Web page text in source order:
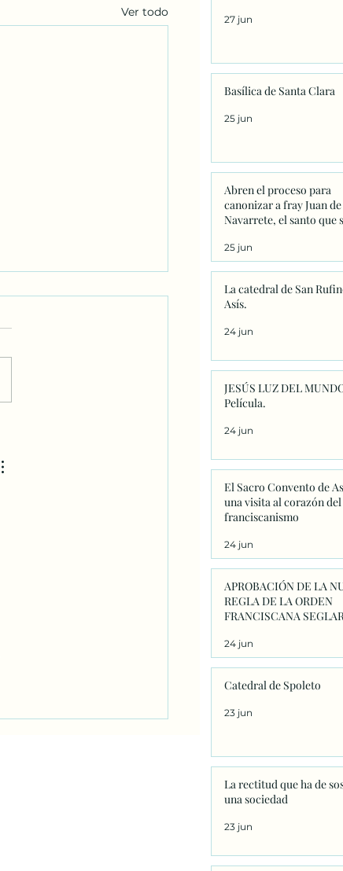
Ver todo 27 jun
Basílica de Santa Clara
25 jun
Abren el proceso para
canonizar a fray Juan de
Navarrete, el santo que
25 jun
La catedral de San
Asís.
24 jun
JESÚS LUZ DEL
Película.
24 jun
El Sacro Convento de
una visita al corazón del
franciscanismo
24 jun
APROBACIÓN DE LA
REGLA DE LA ORDEN
FRANCISCANA
24 jun
Catedral de Spoleto
23 jun
La rectitud que ha de
una sociedad
23 jun